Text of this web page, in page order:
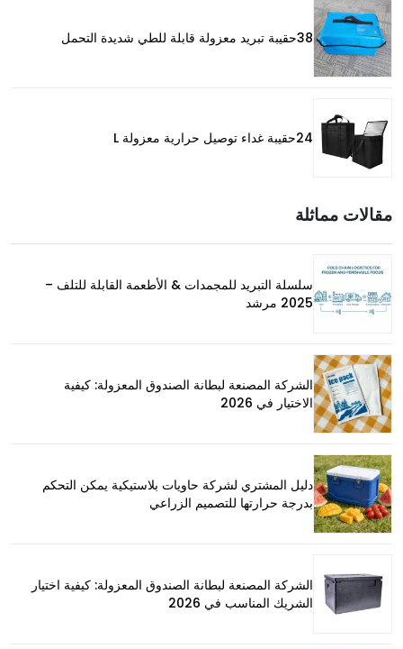
38حقيبة تبريد معزولة قابلة للطي شديدة التحمل
24حقيبة غداء توصيل حرارية معزولة L
مقالات مماثلة
سلسلة التبريد للمجمدات & الأطعمة القابلة للتلف –
2025 مرشد
الشركة المصنعة لبطانة الصندوق المعزولة: كيفية
الاختيار في 2026
دليل المشتري لشركة حاويات بلاستيكية يمكن التحكم
بدرجة حرارتها للتصميم الزراعي
الشركة المصنعة لبطانة الصندوق المعزولة: كيفية اختيار
الشريك المناسب في 2026